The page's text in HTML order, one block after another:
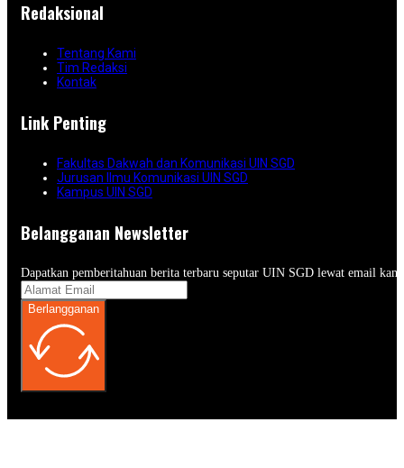
Redaksional
Tentang Kami
Tim Redaksi
Kontak
Link Penting
Fakultas Dakwah dan Komunikasi UIN SGD
Jurusan Ilmu Komunikasi UIN SGD
Kampus UIN SGD
Belangganan Newsletter
Dapatkan pemberitahuan berita terbaru seputar UIN SGD lewat email
Berlangganan